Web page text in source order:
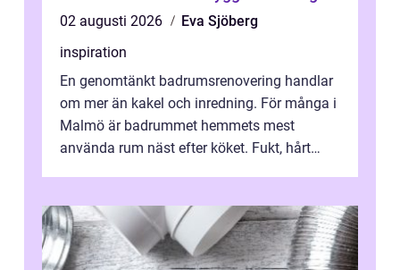
02 augusti 2026
Eva Sjöberg
inspiration
En genomtänkt badrumsrenovering handlar
om mer än kakel och inredning. För många i
Malmö är badrummet hemmets mest
använda rum näst efter köket. Fukt, hårt